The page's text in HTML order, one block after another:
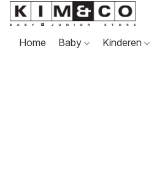
Home Baby Kinderen